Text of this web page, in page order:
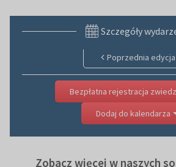
Szczegóły
Poprzednia edycja
Bezpłatna rejestracja
Dodaj do kalendarza
Zobacz więcej w naszych